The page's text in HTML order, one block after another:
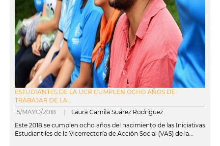
ESTUDIANTES DE LA UCR CUMPLEN OCHO AÑOS DE
TRABAJAR DE LA...
15/MAYO/2018 | Laura Camila Suárez Rodríguez
Este 2018 se cumplen ocho años del nacimiento de las Iniciativas
Estudiantiles de la Vicerrectoría de Acción Social (VAS) de la...